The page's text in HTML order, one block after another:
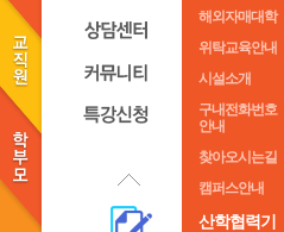
해외자매대학
위탁교육안내
시설소개
구내전화번호
안내
찾아오시는길
캠퍼스안내
산학협력기